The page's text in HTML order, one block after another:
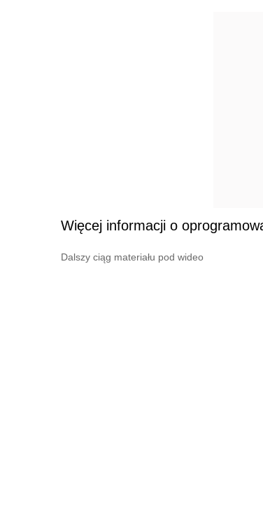
Więcej informacji o
Dalszy ciąg materiału pod wideo